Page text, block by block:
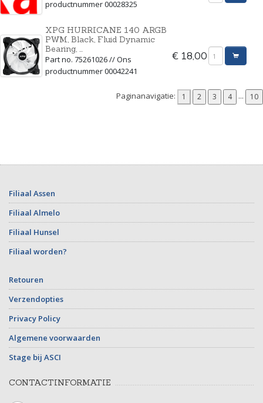
productnummer 00028325
XPG HURRICANE 140 ARGB
PWM, Black, Fluid Dynamic
Bearing, ...
Part no. 75261026 // Ons
productnummer 00042241
€ 18,00
Paginanavigatie: ...
Filiaal Assen
Filiaal Almelo
Filiaal Hunsel
Filiaal worden?
Retouren
Verzendopties
Privacy Policy
Algemene voorwaarden
Stage bij ASCI
CONTACTINFORMATIE